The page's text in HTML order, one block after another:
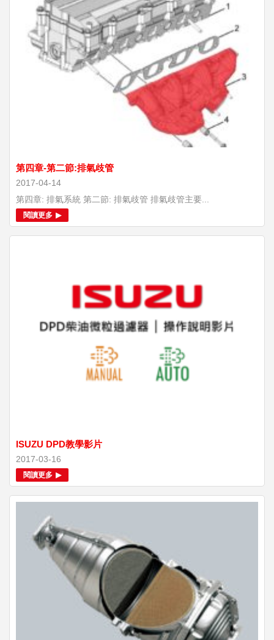
第四章-第二節:排氣歧管
2017-04-14
第四章: 排氣系統 第二節: 排氣歧管 排氣歧管主要...
閱讀更多
ISUZU DPD教學影片
2017-03-16
閱讀更多